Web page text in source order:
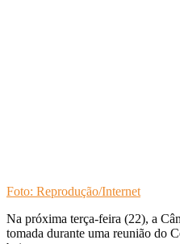
Foto: Reprodução/Internet
Na próxima terça-feira (22), a
tomada durante uma reunião do